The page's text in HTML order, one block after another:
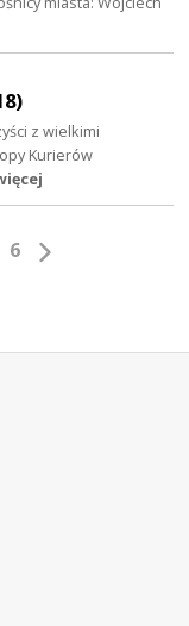
z wielkimi
Kurierów
6